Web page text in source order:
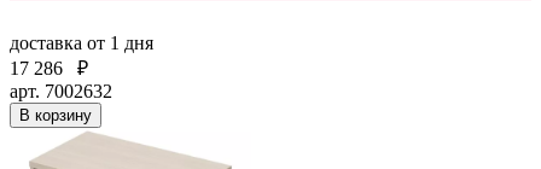
доставка от 1 дня
17 286
₽
арт. 7002632
В корзину